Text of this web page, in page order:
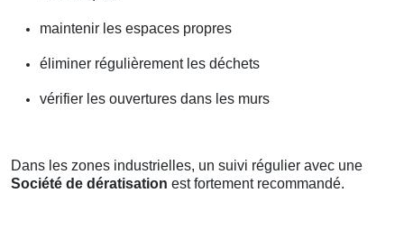
maintenir les espaces propres
éliminer régulièrement les déchets
vérifier les ouvertures dans les murs
Dans les zones industrielles, un suivi régulier avec une
Société de dératisation est fortement recommandé.